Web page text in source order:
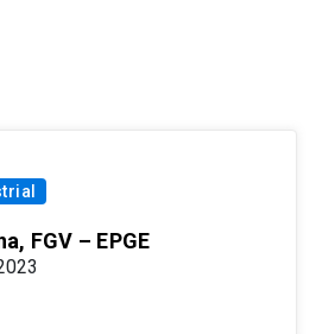
FGV – EPGE